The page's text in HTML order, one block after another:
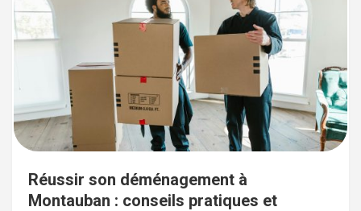
Réussir son déménagement à
Montauban : conseils pratiques et